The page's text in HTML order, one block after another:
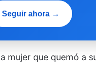
Seguir ahora →
mujer que quemó a